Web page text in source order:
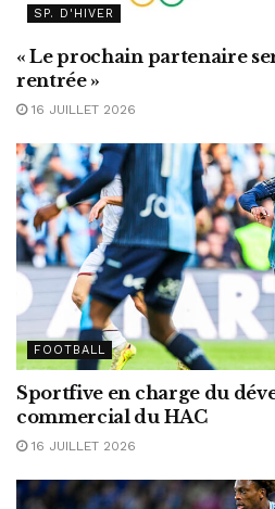
SP. D'HIVER
« Le prochain partenaire
rentrée »
16 JUILLET 2026
FOOTBALL
Sportfive en charge du
commercial du HAC
16 JUILLET 2026